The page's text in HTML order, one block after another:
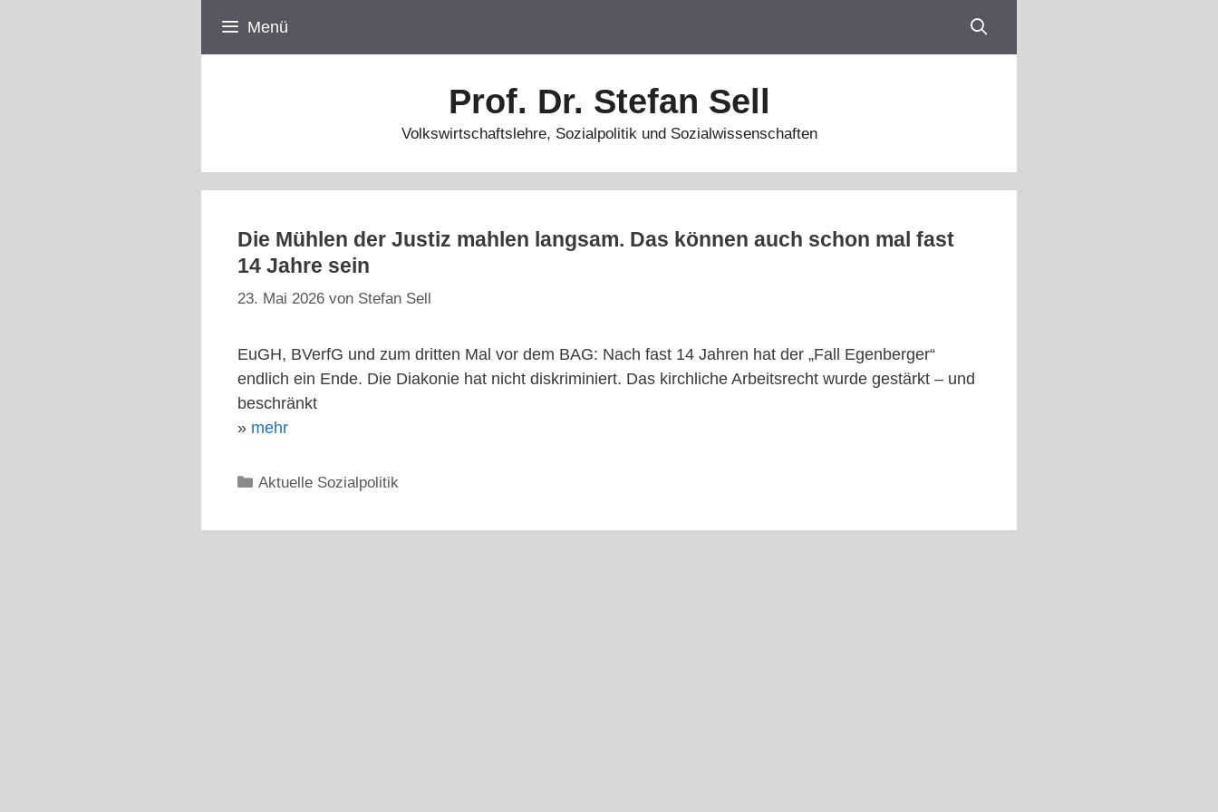
Menü
Prof. Dr. Stefan Sell
Volkswirtschaftslehre, Sozialpolitik und Sozialwissenschaften
Die Mühlen der Justiz mahlen langsam. Das können auch schon mal fast
14 Jahre sein
23. Mai 2026 von Stefan Sell
EuGH, BVerfG und zum dritten Mal vor dem BAG: Nach fast 14 Jahren hat der „Fall Egenberger“
endlich ein Ende. Die Diakonie hat nicht diskriminiert. Das kirchliche Arbeitsrecht wurde gestärkt – und
beschränkt
» mehr
Kategorien
Aktuelle Sozialpolitik